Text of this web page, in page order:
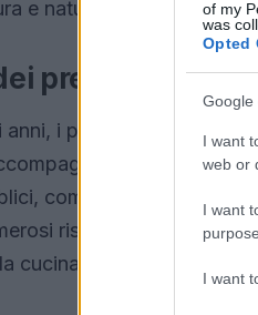
of my
was
Opted
Google
I want
web or
I want
I want
e natura, rendendole
prezzi e
anni, i prezzi per le gite
da un trend
come treni e bus,
ristoranti locali
cucina tipica senza